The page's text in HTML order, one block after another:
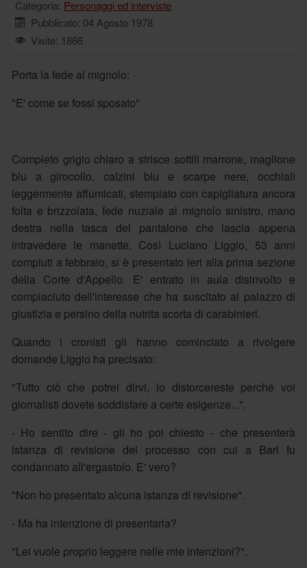
Categoria: Personaggi ed interviste
Pubblicato: 04 Agosto 1978
Visite: 1866
Porta la fede al mignolo:
"E' come se fossi sposato"
Completo grigio chiaro a strisce sottili marrone, maglione
blu a girocollo, calzini blu e scarpe nere, occhiali
leggermente affumicati, stempiato con capigliatura ancora
folta e brizzolata, fede nuziale al mignolo sinistro, mano
destra nella tasca del pantalone che lascia appena
intravedere le manette. Così Luciano Liggio, 53 anni
compiuti a febbraio, si è presentato ieri alla prima sezione
della Corte d'Appello. E' entrato in aula disinvolto e
compiaciuto dell'interesse che ha suscitato al palazzo di
giustizia e persino della nutrita scorta di carabinieri.
Quando i cronisti gli hanno cominciato a rivolgere
domande Liggio ha precisato:
"Tutto ciò che potrei dirvi, lo distorcereste perché voi
giornalisti dovete soddisfare a certe esigenze...".
- Ho sentito dire - gli ho poi chiesto - che presenterà
istanza di revisione del processo con cui a Bari fu
condannato all'ergastolo. E' vero?
"Non ho presentato alcuna istanza di revisione".
- Ma ha intenzione di presentarla?
"Lei vuole proprio leggere nelle mie intenzioni?".